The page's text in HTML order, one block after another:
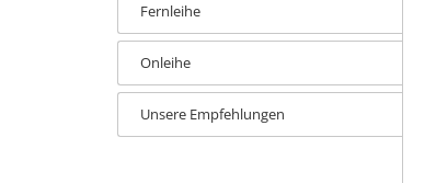
Fernleihe
Onleihe
Unsere Empfehlungen